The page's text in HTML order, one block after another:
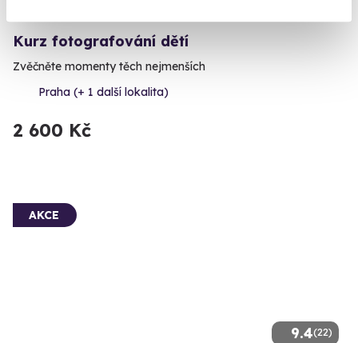
Kurz fotografování dětí
Zvěčněte momenty těch nejmenších
Praha (+ 1 další lokalita)
2 600 Kč
9.4(22)
AKCE